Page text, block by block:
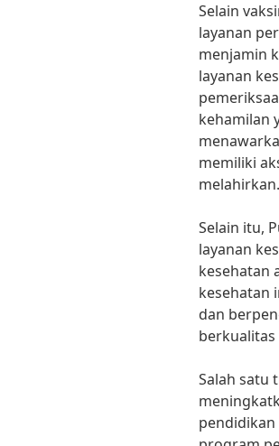
Selain
layanan
menjamin
layanan
kehamilan
memiliki
melahirkan.
Selain itu,
layanan
kesehatan
kesehatan
dan
Salah satu
pendidikan